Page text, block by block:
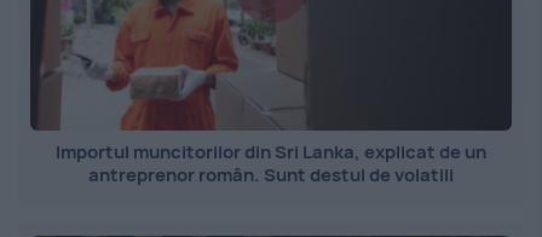
Importul muncitorilor din Sri Lanka, explicat de un
antreprenor român. Sunt destul de volatili